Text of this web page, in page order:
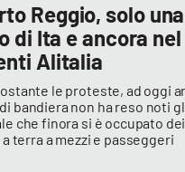
Reggio, solo
di Ita e ancora
Alitalia
le proteste, ad oggi
bandiera non ha reso noti
che finora si è occupato
terra a mezzi e passeggeri